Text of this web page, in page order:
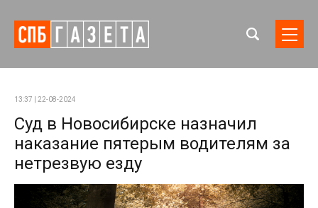
13:37 | 22-08-2024
Суд в Новосибирске назначил
наказание пятерым водителям за
нетрезвую езду